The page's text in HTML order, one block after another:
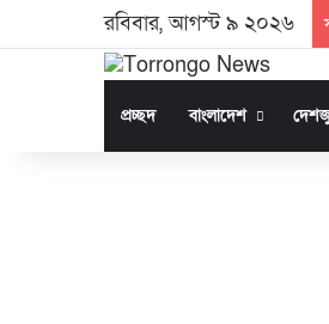
রবিবার, আগস্ট ৯ ২০২৬
প্রচ্ছদ বাংলাদেশ